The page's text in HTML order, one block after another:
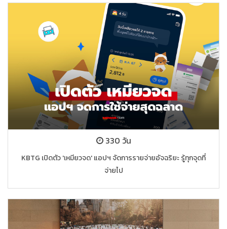
330 วัน
KBTG เปิดตัว 'เหมียวจด' แอปฯ จัดการรายจ่ายอัจฉริยะ รู้ทุกจุดที่
จ่ายไป